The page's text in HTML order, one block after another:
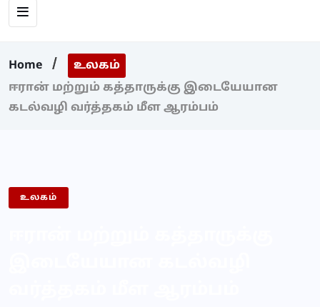
Home
உலகம்
ஈரான் மற்றும் கத்தாருக்கு இடையேயான
கடல்வழி வர்த்தகம் மீள ஆரம்பம்
உலகம்